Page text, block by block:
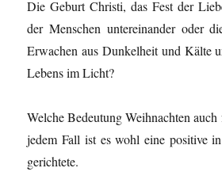
Die Geburt Christi, das Fest der
der Menschen untereinander oder
Erwachen aus Dunkelheit und Kälte
Lebens im Licht?
Welche Bedeutung Weihnachten
jedem Fall ist es wohl eine positive
gerichtete.